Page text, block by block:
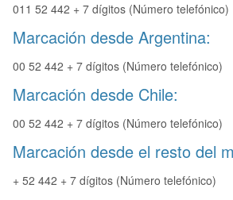
011 52 442 + 7 dígitos (Número telefónico)
Marcación desde Argentina:
00 52 442 + 7 dígitos (Número telefónico)
Marcación desde Chile:
00 52 442 + 7 dígitos (Número telefónico)
Marcación desde el resto del
+ 52 442 + 7 dígitos (Número telefónico)